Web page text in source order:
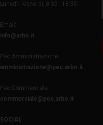
Lunedì - Venerdì, 8:30 - 18:30
Email:
info@arbo.it
Pec Amministrazione:
amministrazione@pec.arbo.it
Pec Commerciale:
commerciale@pec.arbo.it
SOCIAL